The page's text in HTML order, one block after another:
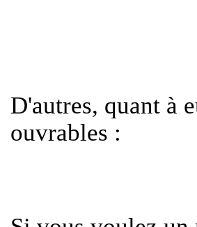
D'autres, quant à
ouvrables :